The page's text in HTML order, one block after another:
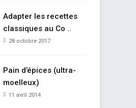
Adapter les recettes
classiques au Co ..
28 octobre 2017
Pain d’épices (ultra-
moelleux)
11 avril 2014